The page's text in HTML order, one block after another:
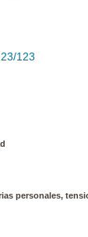
123
personales,